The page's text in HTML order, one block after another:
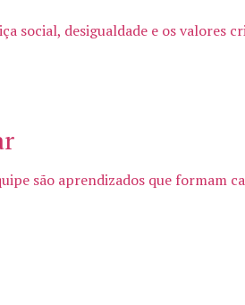
social, desigualdade e os valores
são aprendizados que formam